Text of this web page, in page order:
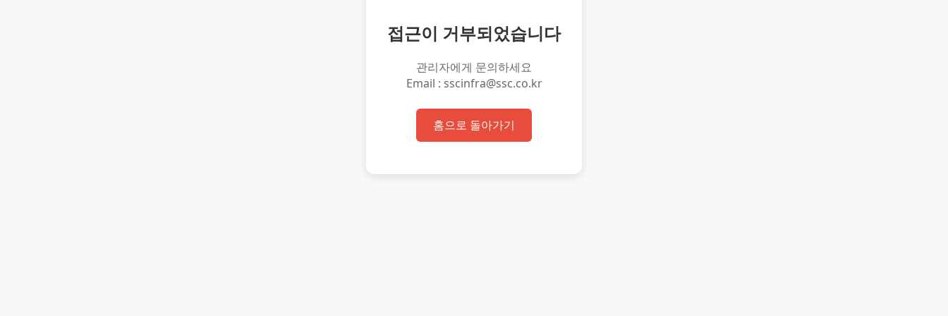
접근이 거부되었습니다
관리자에게 문의하세요
Email : sscinfra@ssc.co.kr
홈으로 돌아가기